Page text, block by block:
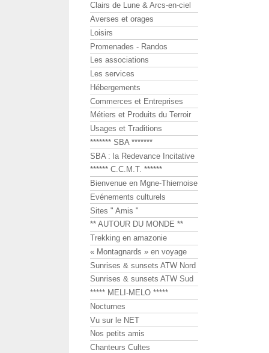
Clairs de Lune & Arcs-en-ciel
Averses et orages
Loisirs
Promenades - Randos
Les associations
Les services
Hébergements
Commerces et Entreprises
Métiers et Produits du Terroir
Usages et Traditions
******* SBA *******
SBA : la Redevance Incitative
****** C.C.M.T. ******
Bienvenue en Mgne-Thiernoise
Evénements culturels
Sites " Amis "
** AUTOUR DU MONDE **
Trekking en amazonie
« Montagnards » en voyage
Sunrises & sunsets ATW Nord
Sunrises & sunsets ATW Sud
***** MELI-MELO *****
Nocturnes
Vu sur le NET
Nos petits amis
Chanteurs Cultes